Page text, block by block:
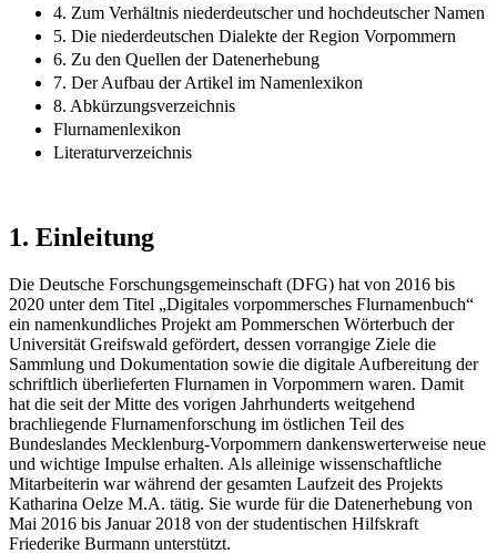
4. Zum Verhältnis niederdeutscher und hochdeutscher Namen
5. Die niederdeutschen Dialekte der Region Vorpommern
6. Zu den Quellen der Datenerhebung
7. Der Aufbau der Artikel im Namenlexikon
8. Abkürzungsverzeichnis
Flurnamenlexikon
Literaturverzeichnis
1. Einleitung
Die Deutsche Forschungsgemeinschaft (DFG) hat von 2016 bis
2020 unter dem Titel „Digitales vorpommersches Flurnamenbuch“
ein namenkundliches Projekt am Pommerschen Wörterbuch der
Universität Greifswald gefördert, dessen vorrangige Ziele die
Sammlung und Dokumentation sowie die digitale Aufbereitung der
schriftlich überlieferten Flurnamen in Vorpommern waren. Damit
hat die seit der Mitte des vorigen Jahrhunderts weitgehend
brachliegende Flurnamenforschung im östlichen Teil des
Bundeslandes Mecklenburg-Vorpommern dankenswerterweise neue
und wichtige Impulse erhalten. Als alleinige wissenschaftliche
Mitarbeiterin war während der gesamten Laufzeit des Projekts
Katharina Oelze M.A. tätig. Sie wurde für die Datenerhebung von
Mai 2016 bis Januar 2018 von der studentischen Hilfskraft
Friederike Burmann unterstützt.